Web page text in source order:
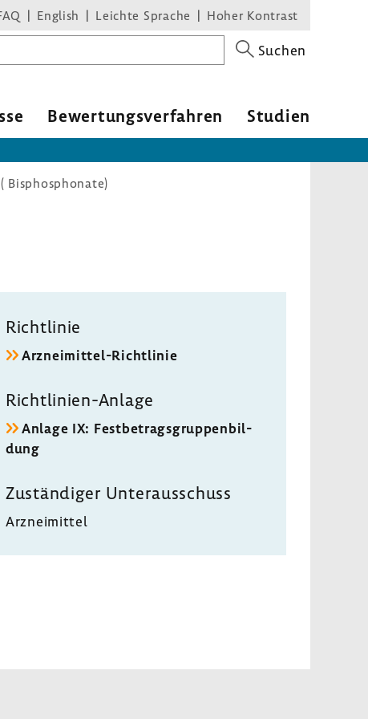
English Leichte Sprache Hoher Kontrast
Suchen
Bewer­tungs­ver­fahren Studien
Richt­linie
Arzneimittel-​Richtlinie
Richtlinien-​Anlage
Anlage IX: Fest­be­trags­grup­pen­bil­
dung
Zustän­diger Unter­aus­schuss
Arznei­mittel